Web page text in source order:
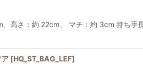
高さ：約 22cm、 マチ：約 3cm 持ち
ア [HQ_ST_BAG_LEF]